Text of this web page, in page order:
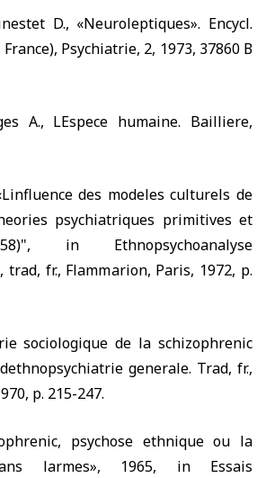
D., «Neuroleptiques». Encycl.
Psychiatrie, 2, 1973, 37860 В
A., LEspece humaine. Bailliere,
des modeles culturels de
psychiatriques primitives et
in Ethnopsychoanalyse
trad, fr., Flammarion, Paris, 1972, p.
sociologique de la schizophrenic
generale. Trad, fr.,
p. 215-247.
psychose ethnique ou la
larmes», 1965, in Essais